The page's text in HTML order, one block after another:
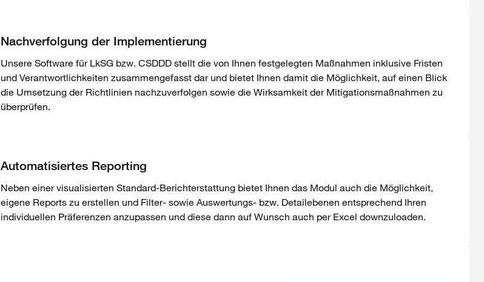
Nachverfolgung der Implementierung
Unsere Software für LkSG bzw. CSDDD stellt die von Ihnen festgelegten Maßnahmen inklusive Fristen
und Verantwortlichkeiten zusammengefasst dar und bietet Ihnen damit die Möglichkeit, auf einen Blick
die Umsetzung der Richtlinien nachzuverfolgen sowie die Wirksamkeit der Mitigationsmaßnahmen zu
überprüfen.
Automatisiertes Reporting
Neben einer visualisierten Standard-Berichterstattung bietet Ihnen das Modul auch die Möglichkeit,
eigene Reports zu erstellen und Filter- sowie Auswertungs- bzw. Detailebenen entsprechend Ihren
individuellen Präferenzen anzupassen und diese dann auf Wunsch auch per Excel downzuloaden.